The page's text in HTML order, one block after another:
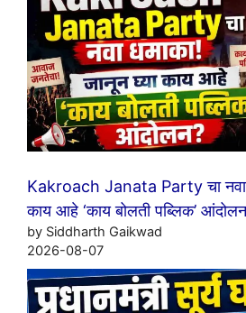
Kakroach Janata Party चा नवा
काय आहे ‘काय बोलती पब्लिक’
by Siddharth Gaikwad
2026-08-07